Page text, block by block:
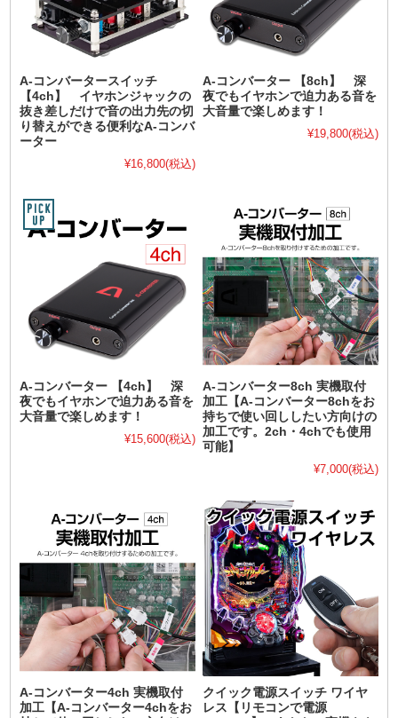
A-コンバータースイッチ
【4ch】 イヤホンジャックの
抜き差しだけで音の出力先の切
り替えができる便利なA-コンバ
ーター
¥16,800(税込)
A-コンバーター 【8ch】 深
夜でもイヤホンで迫力ある音を
大音量で楽しめます！
¥19,800(税込)
A-コンバーター 【4ch】 深
夜でもイヤホンで迫力ある音を
大音量で楽しめます！
¥15,600(税込)
A-コンバーター8ch 実機取付
加工【A-コンバーター8chをお
持ちで使い回ししたい方向けの
加工です。2ch・4chでも使用
可能】
¥7,000(税込)
A-コンバーター4ch 実機取付
加工【A-コンバーター4chをお
クイック電源スイッチ ワイヤ
レス【リモコンで電源